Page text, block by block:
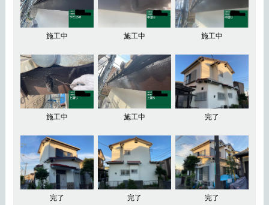
施工中 施工中 施工中
施工中 施工中 完了
完了 完了 完了